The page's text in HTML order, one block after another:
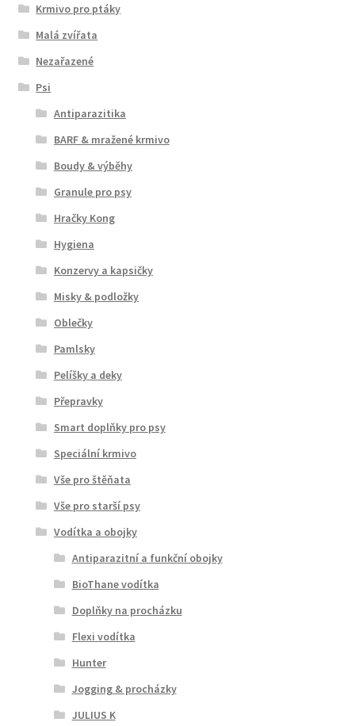
Krmivo pro ptáky
Malá zvířata
Nezařazené
Psi
Antiparazitika
BARF & mražené krmivo
Boudy & výběhy
Granule pro psy
Hračky Kong
Hygiena
Konzervy a kapsičky
Misky & podložky
Oblečky
Pamlsky
Pelíšky a deky
Přepravky
Smart doplňky pro psy
Speciální krmivo
Vše pro štěňata
Vše pro starší psy
Vodítka a obojky
Antiparazitní a funkční obojky
BioThane vodítka
Doplňky na procházku
Flexi vodítka
Hunter
Jogging & procházky
JULIUS K